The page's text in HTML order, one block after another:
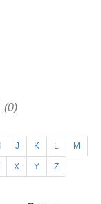
(0)
J K L M
X Y Z